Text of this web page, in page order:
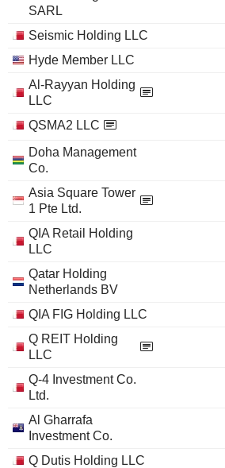
SARL
Seismic Holding LLC
Hyde Member LLC
Al-Rayyan Holding
LLC
QSMA2 LLC
Doha Management
Co.
Asia Square Tower
1 Pte Ltd.
QIA Retail Holding
LLC
Qatar Holding
Netherlands BV
QIA FIG Holding LLC
Q REIT Holding
LLC
Q-4 Investment Co.
Ltd.
Al Gharrafa
Investment Co.
Q Dutis Holding LLC